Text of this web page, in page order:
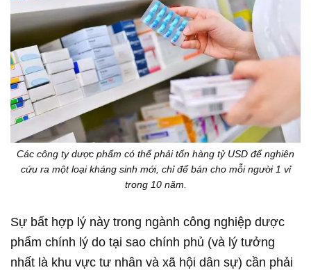
Các công ty dược phẩm có thể phải tốn hàng tỷ USD để nghiên
cứu ra một loại kháng sinh mới, chỉ để bán cho mỗi người 1 vỉ
trong 10 năm.
Sự bất hợp lý này trong ngành công nghiệp dược
phẩm chính lý do tại sao chính phủ (và lý tưởng
nhất là khu vực tư nhân và xã hội dân sự) cần phải